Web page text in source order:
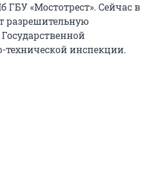
ГБУ «Мостотрест». Сейчас в
разрешительную
инспекции.